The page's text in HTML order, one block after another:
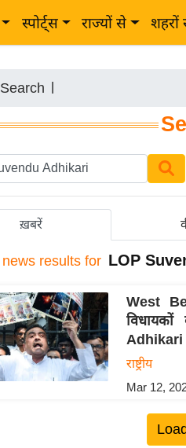
स्पोर्ट्स राज्यों से शहरों
Search
ख़बरें
news results for LOP
West
Adhikari
राष्ट्रीय
Mar 12,